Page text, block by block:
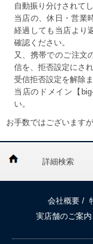
自動振り分けされて
当店の、休日・営業
経過しても当店より
確認ください。
又、携帯でのご注文
信を、拒否設定にさ
受信拒否設定を解除
当店のドメイン【
い。
お手数ではございます
詳細検索
会社概要 /
実店舗のご案内